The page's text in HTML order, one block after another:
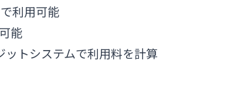
利用可能
能
トシステムで利用料を計算